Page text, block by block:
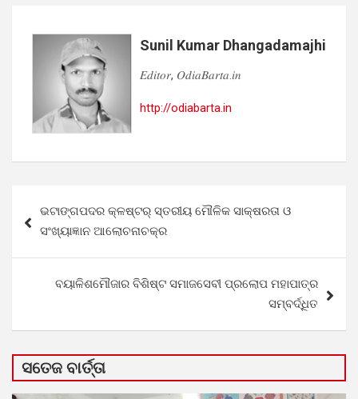
Sunil Kumar Dhangadamajhi
𝐸𝑑𝑖𝑡𝑜𝑟, 𝑂𝑑𝑖𝑎𝐵𝑎𝑟𝑡𝑎.𝑖𝑛
http://odiabarta.in
navigation
ଭଟାଙ୍ଗପଦର କ୍ଳଷ୍ଟର୍ ସ୍ତରୀୟ ମୌଳିକ ସାକ୍ଷରତା ଓ
ସଂଖ୍ୟାଜ୍ଞାନ ଆଲୋଚନାଚକ୍ର
ବୟାଳିଶମୌଜାର ବିଶିଷ୍ଟ ସମାଜସେବୀ ପ୍ରଲୋପ ମହାପାତ୍ର
ସମ୍ବର୍ଦ୍ଧିତ
ସତେଜ ବାର୍ତ୍ତା